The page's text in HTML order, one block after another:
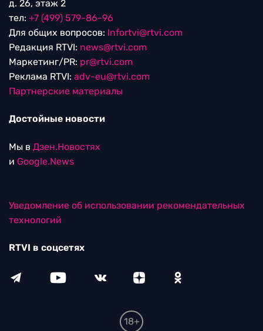
д. 26, этаж 2
тел: +7 (499) 579-86-96
Для общих вопросов: Infortvi@rtvi.com
Редакция RTVI: news@rtvi.com
Маркетинг/PR: pr@rtvi.com
Реклама RTVI: adv-eu@rtvi.com
Партнерские материалы
Достойные новости
Мы в Дзен.Новостях
и Google.News
Уведомление об использовании рекомендательных
технологий
RTVI в соцсетях
18+